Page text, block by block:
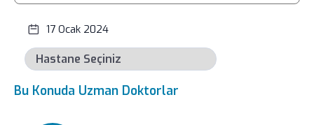
17 Ocak 2024
Bu Konuda Uzman Doktorlar